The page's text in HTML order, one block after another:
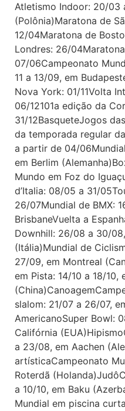
Atletismo Indoor: 20/03
(Polônia)Maratona de
12/04Maratona de
Londres: 26/
07/06Campeonato
11 a 13/09, em
Nova York: 01/11Volta
06/12101a edição da
31/12BasqueteJogos
da temporada regular
a partir de 04/
em Berlim
Mundo em Foz do
d’Italia: 08/05 a 31/
26/07Mundial de BMX:
BrisbaneVuelta a
Downhill: 26/08 a 30/
(Itália)Mundial de
27/09, em Montreal
em Pista: 14/10 a 18/10,
slalom: 21/07 a 26/07,
AmericanoSuper Bowl:
Califórnia
a 23/08, em Aachen
artísticaCampeonato
Roterdã
a 10/10, em Baku
Mundial em piscina